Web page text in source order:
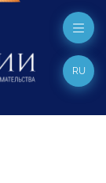
RU